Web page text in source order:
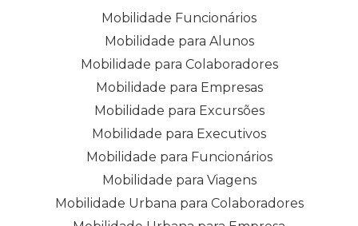
Mobilidade Funcionários
Mobilidade para Alunos
Mobilidade para Colaboradores
Mobilidade para Empresas
Mobilidade para Excursões
Mobilidade para Executivos
Mobilidade para Funcionários
Mobilidade para Viagens
Mobilidade Urbana para Colaboradores